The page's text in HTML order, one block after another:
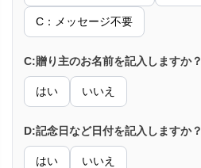
C：メッセージ不要
C:贈り主のお名前を記入しますか？
はい いいえ
D:記念日など日付を記入しますか？
はい いいえ